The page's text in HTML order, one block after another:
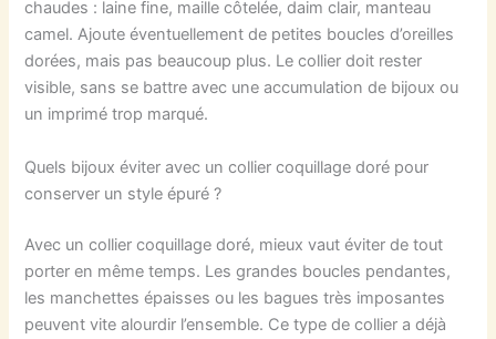
chaudes : laine fine, maille côtelée, daim clair, manteau
camel. Ajoute éventuellement de petites boucles d’oreilles
dorées, mais pas beaucoup plus. Le collier doit rester
visible, sans se battre avec une accumulation de bijoux ou
un imprimé trop marqué.
Quels bijoux éviter avec un collier coquillage doré pour
conserver un style épuré ?
Avec un collier coquillage doré, mieux vaut éviter de tout
porter en même temps. Les grandes boucles pendantes,
les manchettes épaisses ou les bagues très imposantes
peuvent vite alourdir l’ensemble. Ce type de collier a déjà